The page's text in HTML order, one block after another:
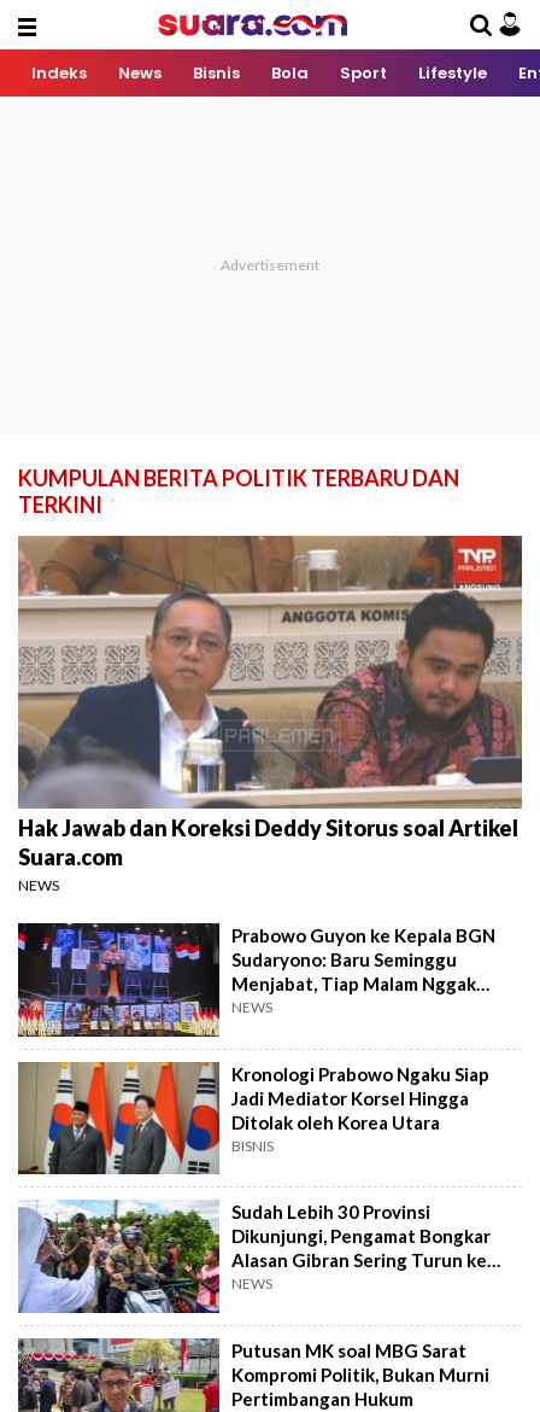
Indeks News Bisnis Bola Sport Lifestyle
KUMPULAN BERITA POLITIK TERBARU DAN
TERKINI
Hak Jawab dan Koreksi Deddy Sitorus soal Artikel
Suara.com
NEWS
Prabowo Guyon ke Kepala BGN
Sudaryono: Baru Seminggu
Menjabat, Tiap Malam Nggak
Tidur
NEWS
Kronologi Prabowo Ngaku Siap
Jadi Mediator Korsel Hingga
Ditolak oleh Korea Utara
BISNIS
Sudah Lebih 30 Provinsi
Dikunjungi, Pengamat Bongkar
Alasan Gibran Sering Turun ke
Daerah
NEWS
Putusan MK soal MBG Sarat
Kompromi Politik, Bukan Murni
Pertimbangan Hukum